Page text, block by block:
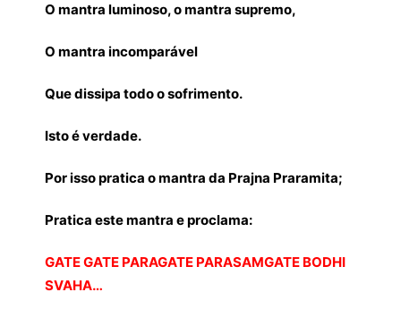
O mantra luminoso, o mantra supremo,
O mantra incomparável
Que dissipa todo o sofrimento.
Isto é verdade.
Por isso pratica o mantra da Prajna Praramita;
Pratica este mantra e proclama:
GATE GATE PARAGATE PARASAMGATE BODHI
SVAHA…